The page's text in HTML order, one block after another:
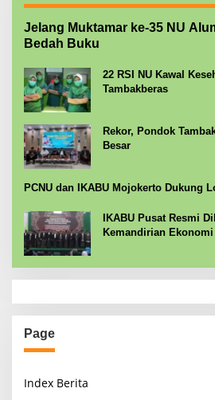
Jelang Muktamar ke-35 NU
Bedah Buku
22 RSI NU Kawal
Tambakberas
Rekor, Pondok
Besar
PCNU dan IKABU Mojokerto Dukung
IKABU Pusat Resmi
Kemandirian
Page
Index Berita